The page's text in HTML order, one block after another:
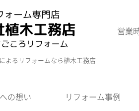
よるリフォームなら植木工務店
営業
の想い リフォーム事例